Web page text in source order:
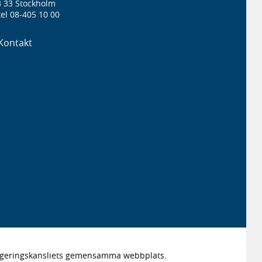
33 Stockholm
08-405 10 00
gemensamma webbplats.